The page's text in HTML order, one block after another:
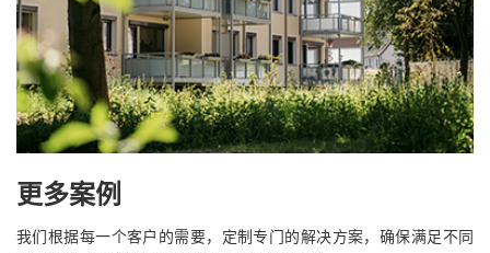
更多案例
我们根据每一个客户的需要，定制专门的解决方案，确保满足不同